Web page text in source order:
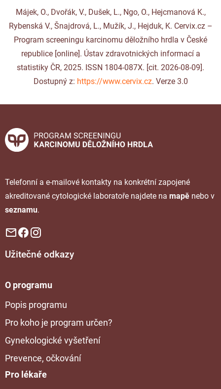
Májek, O., Dvořák, V., Dušek, L., Ngo, O., Hejcmanová K.,
Rybenská V., Šnajdrová, L., Mužík, J., Hejduk, K. Cervix.cz –
Program screeningu karcinomu děložního hrdla v České
republice [online]. Ústav zdravotnických informací a
statistiky ČR, 2025. ISSN 1804-087X. [cit. 2026-08-09].
Dostupný z: https://www.cervix.cz. Verze 3.0
Telefonní a e-mailové kontakty na konkrétní zapojené
akreditované cytologické laboratoře najdete na mapě nebo v
seznamu.
Užitečné odkazy
O programu
Popis programu
Pro koho je program určen?
Gynekologické vyšetření
Prevence, očkování
Pro lékaře